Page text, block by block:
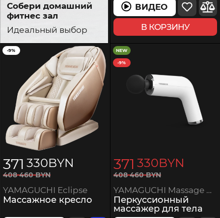
Собери домашний
фитнес зал
Идеальный выбор
ВИДЕО
В КОРЗИНУ
-9%
371 330BYN
408 460BYN
YAMAGUCHI Eclipse
Массажное кресло
NEW
-9%
371 330BYN
408 460BYN
YAMAGUCHI Massage Gun PRO
Перкуссионный
массажер для тела